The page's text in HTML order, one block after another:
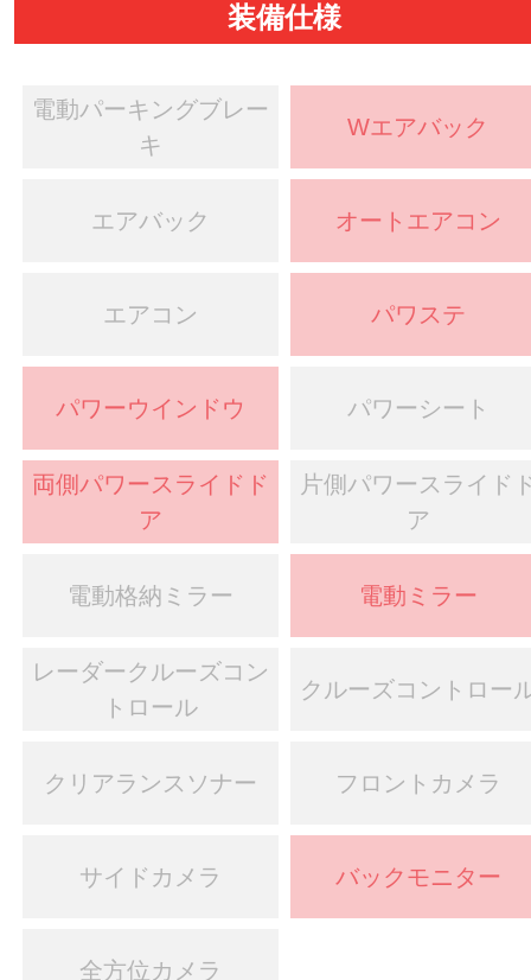
装備仕様
電動パーキングブレー
キ
Wエアバック
エアバック オートエアコン
エアコン パワステ
パワーウインドウ パワーシート
両側パワースライドド
ア
片側パワースライド
ア
電動格納ミラー 電動ミラー
レーダークルーズコン
トロール
クルーズコントロー
クリアランスソナー フロントカメラ
サイドカメラ バックモニター
全方位カメラ